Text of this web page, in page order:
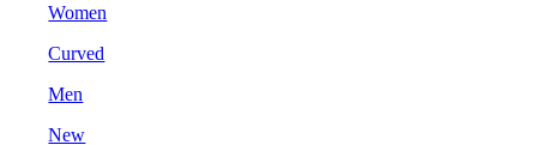
Women
Curved
Men
New